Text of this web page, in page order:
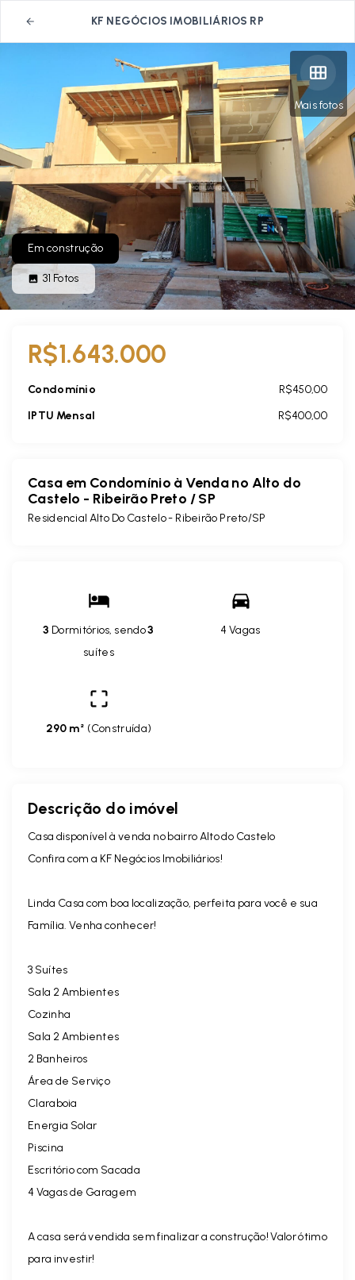
KF NEGÓCIOS IMOBILIÁRIOS RP
Mais fotos
Em construção
31 Fotos
R$1.643.000
Condomínio
R$450,00
IPTU Mensal
R$400,00
Casa em Condomínio à Venda no Alto do
Castelo - Ribeirão Preto / SP
Residencial Alto Do Castelo - Ribeirão Preto/SP
3 Dormitórios, sendo3
suítes
4 Vagas
290 m² (Construída)
Descrição do imóvel
Casa disponível à venda no bairro Alto do Castelo
Confira com a KF Negócios Imobiliários!
Linda Casa com boa localização, perfeita para você e sua
Família. Venha conhecer!
3 Suítes
Sala 2 Ambientes
Cozinha
Sala 2 Ambientes
2 Banheiros
Área de Serviço
Claraboia
Energia Solar
Piscina
Escritório com Sacada
4 Vagas de Garagem
A casa será vendida sem finalizar a construção! Valor ótimo
para investir!